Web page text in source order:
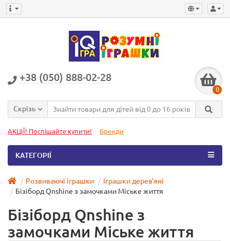
+38 (050) 888-02-28
0
Скрізь
АКЦІЇ! Поспішайте купити! Бренди
КАТЕГОРІЇ
Розвиваючі іграшки
Іграшки дерев'яні
Бізіборд Qnshine з замочками Міське життя
Бізіборд Qnshine з
замочками Міське життя